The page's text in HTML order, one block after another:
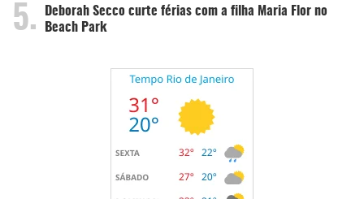
5.
Deborah Secco curte férias com a filha Maria Flor no
Beach Park